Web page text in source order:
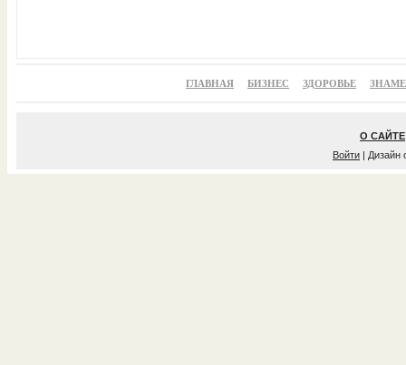
ГЛАВНАЯ БИЗНЕС ЗДОРОВЬЕ
О САЙТЕ
Войти | Дизайн